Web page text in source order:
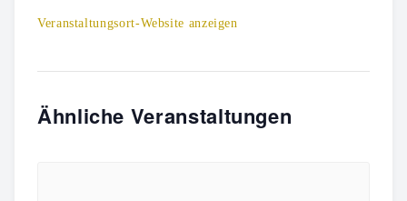
Veranstaltungsort-Website anzeigen
Ähnliche Veranstaltungen